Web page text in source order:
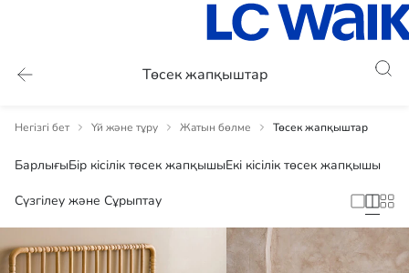
Төсек жапқыштар
Негізгі бет Үй және тұру Жатын бөлме Төсек жапқыштар
БарлығыБір кісілік төсек жапқышыЕкі кісілік төсек жапқышы
Сүзгілеу және Сұрыптау